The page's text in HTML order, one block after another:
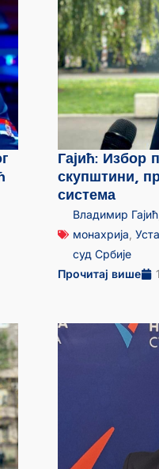
Гајић: Избор
скупштини,
система
Владимир Гајић
монахрија ,
суд Србије
Прочитај више